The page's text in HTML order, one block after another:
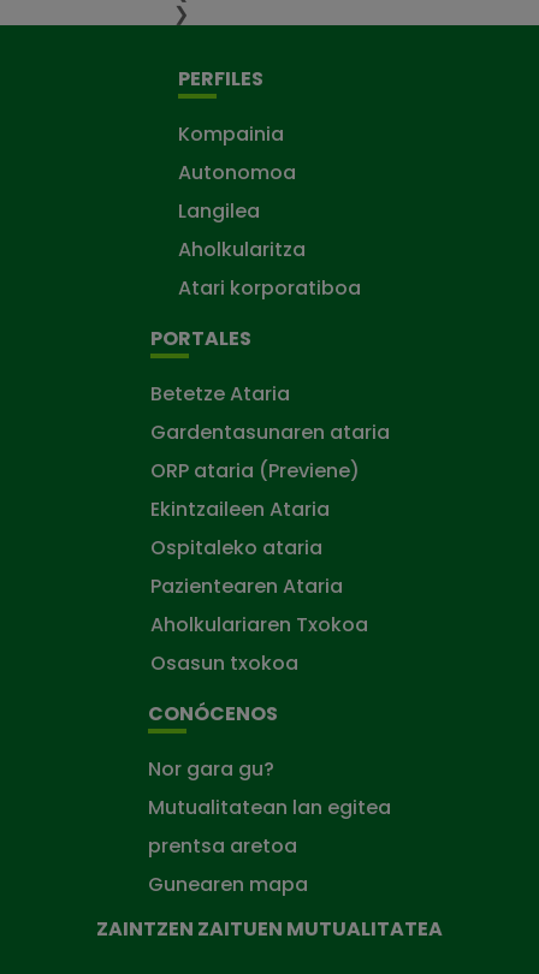
❯
PERFILES
Kompainia
Autonomoa
Langilea
Aholkularitza
Atari korporatiboa
PORTALES
Betetze Ataria
Gardentasunaren ataria
ORP ataria (Previene)
Ekintzaileen Ataria
Ospitaleko ataria
Pazientearen Ataria
Aholkulariaren Txokoa
Osasun txokoa
CONÓCENOS
Nor gara gu?
Mutualitatean lan egitea
prentsa aretoa
Gunearen mapa
ZAINTZEN ZAITUEN MUTUALITATEA